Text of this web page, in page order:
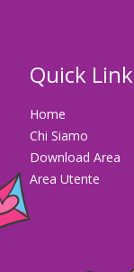
Quick Link
Home
Chi Siamo
Download Area
Area Utente